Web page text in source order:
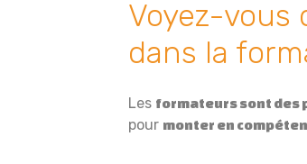
Voyez-vous
dans la
Les formateurs sont des
pour monter en